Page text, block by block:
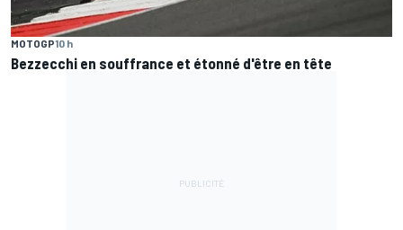
MOTOGP10 h
Bezzecchi en souffrance et étonné d'être en tête